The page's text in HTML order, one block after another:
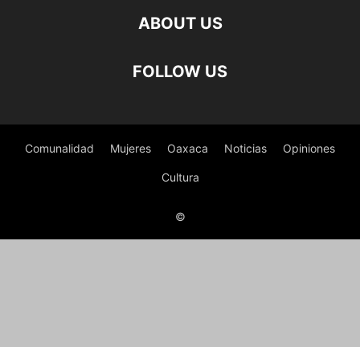
ABOUT US
FOLLOW US
Comunalidad Mujeres Oaxaca Noticias Opiniones
Cultura
©